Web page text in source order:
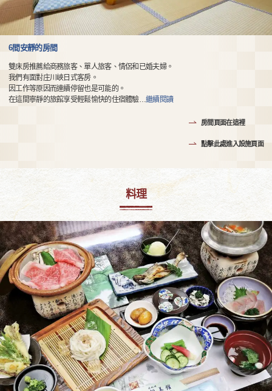
6間安靜的房間
雙床房推薦給商務旅客、單人旅客、情侶和已婚夫婦。
我們有面對庄川峽日式客房。
因工作等原因而連續停留也是可能的。
在這間寧靜的旅館享受輕鬆愉快的住宿體驗…繼續閱讀
房間頁面在這裡
點擊此處進入設施頁面
料理